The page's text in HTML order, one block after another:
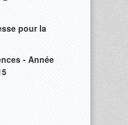
pour la
- Année